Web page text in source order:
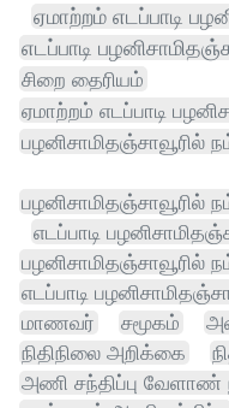
ஏமாற்றம் எடப்பாடி
எடப்பாடி
சிறை தைரியம்
ஏமாற்றம் எடப்பாடி
பழனிசாமிதஞ்சாவூரில்
எடப்பாடி
எடப்பாடி
மாணவர்
சமூகம்
நிதிநிலை அறிக்கை
அணி சந்திப்பு வேளாண்